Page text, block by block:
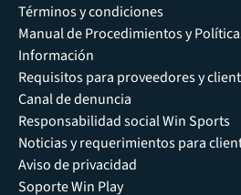
Términos y condiciones
Manual de Procedimientos y
Información
Requisitos para proveedores y
Canal de denuncia
Responsabilidad social Win Sports
Noticias y requerimientos para
Aviso de privacidad
Soporte Win Play